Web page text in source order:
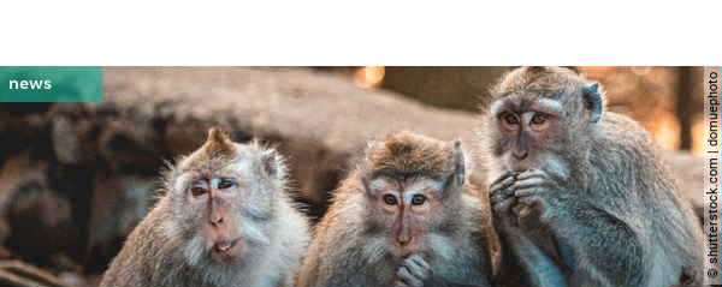
© shutterstock.com | domuephoto